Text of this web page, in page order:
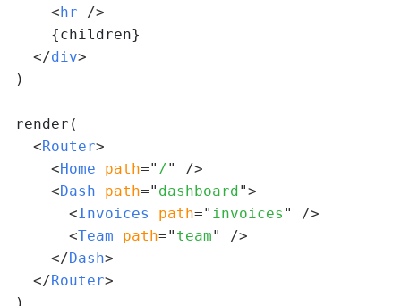
< hr />
    {children}
</div>
)
render(
<Router>
<Home path=" /"
/>
<Dash path=" dashboard ">
<Invoices path=" invoices "
/>
<Team path=" team"
/>
</Dash>
</Router>